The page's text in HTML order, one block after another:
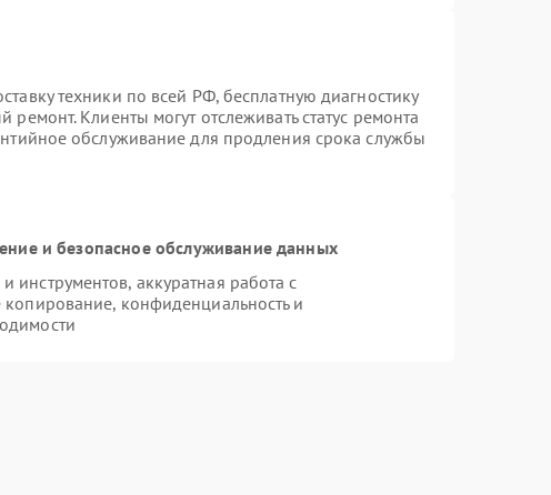
техники по всей РФ, бесплатную диагностику
Клиенты могут отслеживать статус ремонта
обслуживание для продления срока службы
и безопасное обслуживание данных
аккуратная работа с
конфиденциальность и